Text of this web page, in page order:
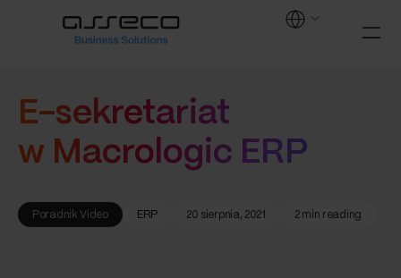
E-sekretariat
w Macrologic ERP
Poradnik Video ERP 20 sierpnia, 2021 2 min reading